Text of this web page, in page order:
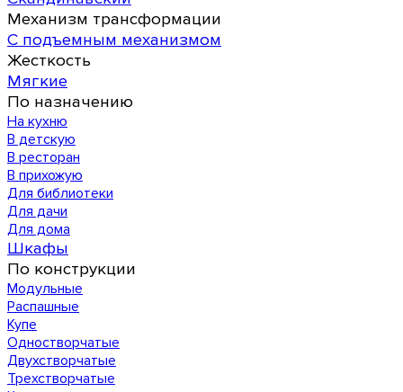
Механизм трансформации
С подъемным механизмом
Жесткость
Мягкие
По назначению
На кухню
В детскую
В ресторан
В прихожую
Для библиотеки
Для дачи
Для дома
Шкафы
По конструкции
Модульные
Распашные
Купе
Одностворчатые
Двухстворчатые
Трехстворчатые